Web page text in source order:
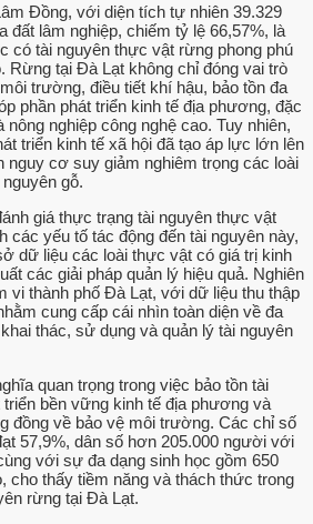
Đồng, với diện tích tự nhiên 39.329
đất lâm nghiệp, chiếm tỷ lệ 66,57%, là
có tài nguyên thực vật rừng phong phú
Rừng tại Đà Lạt không chỉ đóng vai trò
trường, điều tiết khí hậu, bảo tồn đa
phần phát triển kinh tế địa phương, đặc
nông nghiệp công nghệ cao. Tuy nhiên,
triển kinh tế xã hội đã tạo áp lực lớn lên
nguy cơ suy giảm nghiêm trọng các loài
gỗ.
giá thực trạng tài nguyên thực vật
các yếu tố tác động đến tài nguyên này,
dữ liệu các loài thực vật có giá trị kinh
các giải pháp quản lý hiệu quả. Nghiên
vi thành phố Đà Lạt, với dữ liệu thu thập
cung cấp cái nhìn toàn diện về đa
thác, sử dụng và quản lý tài nguyên
quan trọng trong việc bảo tồn tài
triển bền vững kinh tế địa phương và
đồng về bảo vệ môi trường. Các chỉ số
57,9%, dân số hơn 205.000 người với
với sự đa dạng sinh học gồm 650
cho thấy tiềm năng và thách thức trong
rừng tại Đà Lạt.